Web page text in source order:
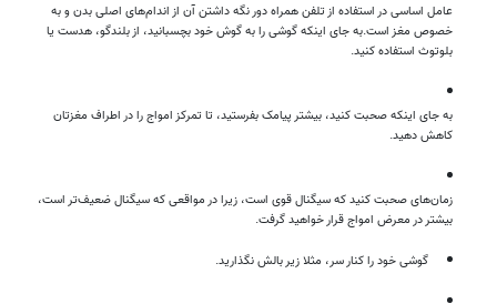
عامل اساسی در استفاده از تلفن همراه دور نگه داشتن آن از اندام‌های اصلی بدن و به
خصوص مغز است.به جای اینکه گوشی را به گوش خود بچسبانید، از بلندگو، هدست یا
بلوتوث استفاده کنید.
به جای اینکه صحبت کنید، بیشتر پیامک بفرستید، تا تمرکز امواج را در اطراف مغزتان
کاهش دهید.
زمان‌های صحبت کنید که سیگنال قوی است، زیرا در مواقعی که سیگنال ضعیف‌تر است،
بیشتر در معرض امواج قرار خواهید گرفت.
گوشی خود را کنار سر، مثلا زیر بالش نگذارید.